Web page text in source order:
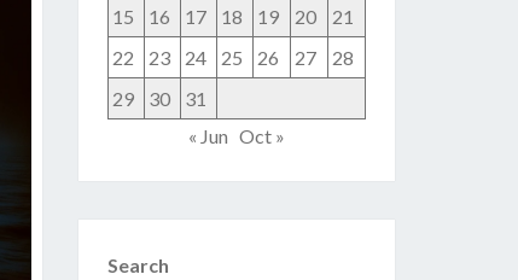
15
16 17 18 19 20
21
22
23 24 25 26 27
28
29
30
31
« Jun Oct »
Search